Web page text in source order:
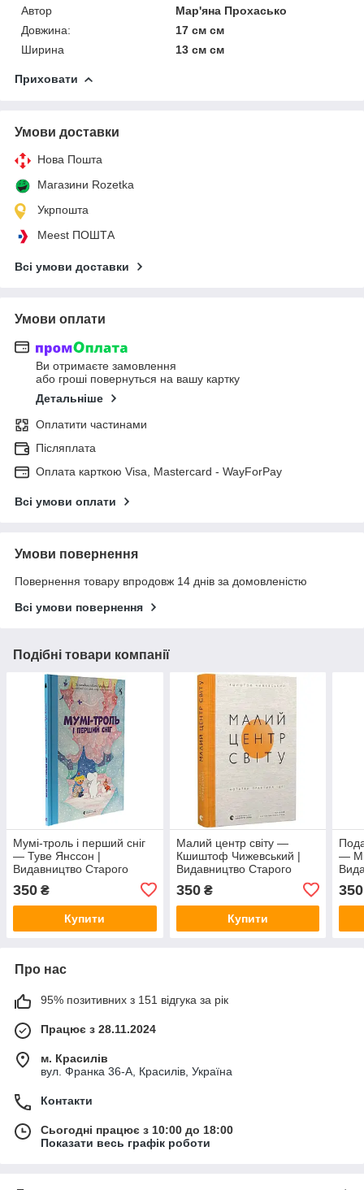
Автор
Мар'яна Прохасько
Довжина:
17 см см
Ширина
13 см см
Приховати
Умови доставки
Нова Пошта
Магазини Rozetka
Укрпошта
Meest ПОШТА
Всі умови доставки
Умови оплати
Ви отримаєте замовлення
або гроші повернуться на вашу картку
Детальніше
Оплатити частинами
Післяплата
Оплата карткою Visa, Mastercard - WayForPay
Всі умови оплати
Умови повернення
Повернення товару впродовж 14 днів за домовленістю
Всі умови повернення
Подібні товари компанії
Мумі-троль і перший сніг
— Туве Янссон |
Видавництво Старого
Лева, книга українською,
нова, тверда
350 ₴
Купити
Малий центр світу —
Кшиштоф Чижевський |
Видавництво Старого
Лева, книга українською,
нова, тверда
350₴
Купити
—
350
Про нас
95% позитивних з 151 відгука за рік
Працює з 28.11.2024
м. Красилів
вул. Франка 36-А, Красилів, Україна
Контакти
Сьогодні працює з 10:00 до 18:00
Показати весь графік роботи